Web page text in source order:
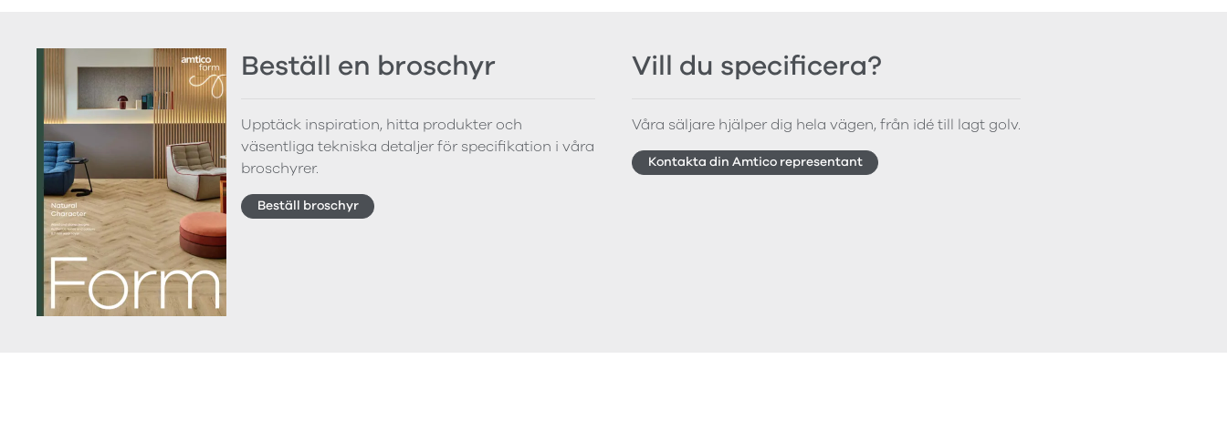
Beställ en broschyr
Upptäck inspiration, hitta produkter och
väsentliga tekniska detaljer för specifikation i våra
broschyrer.
Beställ broschyr
Vill du specificera?
Våra säljare hjälper dig hela vägen, från idé till lagt golv.
Kontakta din Amtico representant